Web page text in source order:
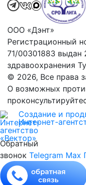
ООО «Дэнт»
Регистрационный
71/00301883 выдан
здравоохранения
© 2026, Все права
О возможных
Создание и
Интернет-
Обратный
звонок Telegram Max